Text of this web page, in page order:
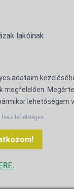
lakóinak
adataim
megfelelően.
lehetőségem
lehetséges.